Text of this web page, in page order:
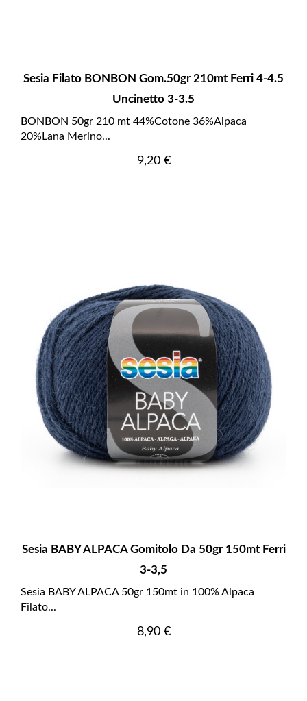
Sesia Filato BONBON Gom.50gr 210mt Ferri 4-4.5
Uncinetto 3-3.5
BONBON 50gr 210 mt 44%Cotone 36%Alpaca
20%Lana Merino...
Prezzo
9,20 €
Sesia BABY ALPACA Gomitolo Da 50gr 150mt Ferri
3-3,5
Sesia BABY ALPACA 50gr 150mt in 100% Alpaca
Filato...
Prezzo
8,90 €